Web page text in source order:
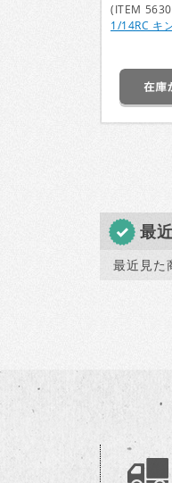
(ITEM
1/14RC キ
最
最近見た